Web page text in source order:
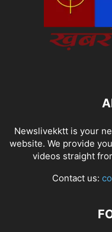
Newslivekktt is your
website. We provide
videos straight
Contact us: